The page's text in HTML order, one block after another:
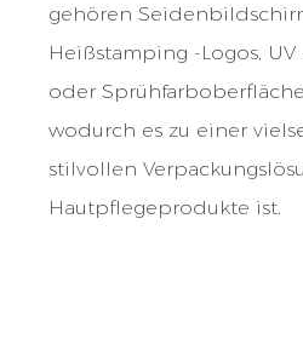
gehören
Heißstamping -Logos,
oder
wodurch es zu einer
stilvollen
Hautpflegeprodukte ist.